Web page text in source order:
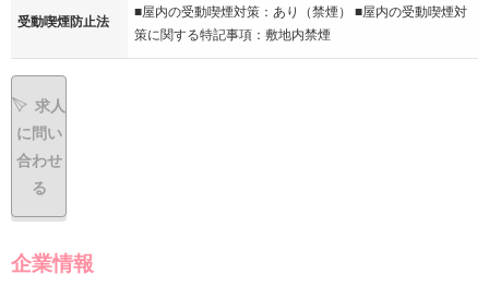
受動喫煙防止法
■屋内の受動喫煙対策：あり（禁煙） ■屋内の受動喫煙対
策に関する特記事項：敷地内禁煙
求人
に問い
合わせ
る
企業情報